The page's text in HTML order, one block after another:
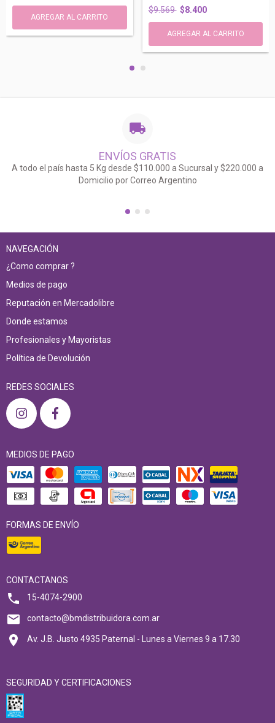
$9.569 $8.400
ENVÍOS GRATIS
A todo el país hasta 5 Kg desde $110.000 a Sucursal y $220.000 a
Domicilio por Correo Argentino
NAVEGACIÓN
¿Como comprar ?
Medios de pago
Reputación en Mercadolibre
Donde estamos
Profesionales y Mayoristas
Política de Devolución
REDES SOCIALES
MEDIOS DE PAGO
FORMAS DE ENVÍO
CONTACTANOS
15-4074-2900
contacto@bmdistribuidora.com.ar
Av. J.B. Justo 4935 Paternal - Lunes a Viernes 9 a 17.30
SEGURIDAD Y CERTIFICACIONES